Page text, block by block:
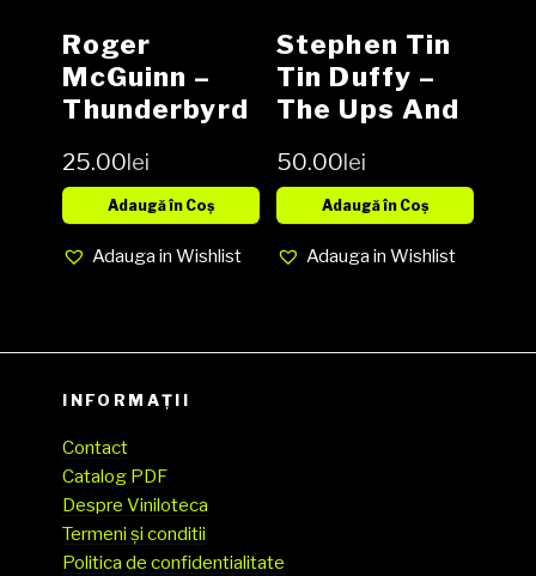
Roger
McGuinn ‎–
Thunderbyrd
25.00lei
Adaugă în Coș
Adauga in Wishlist
Stephen Tin
Tin Duffy ‎–
The Ups And
LP, Media VG,
Cover G (SH)
50.00lei
Adaugă în Coș
Adauga in Wishlist
INFORMAȚII
Contact
Catalog PDF
Despre Viniloteca
Termeni și conditii
Politica de confidentialitate